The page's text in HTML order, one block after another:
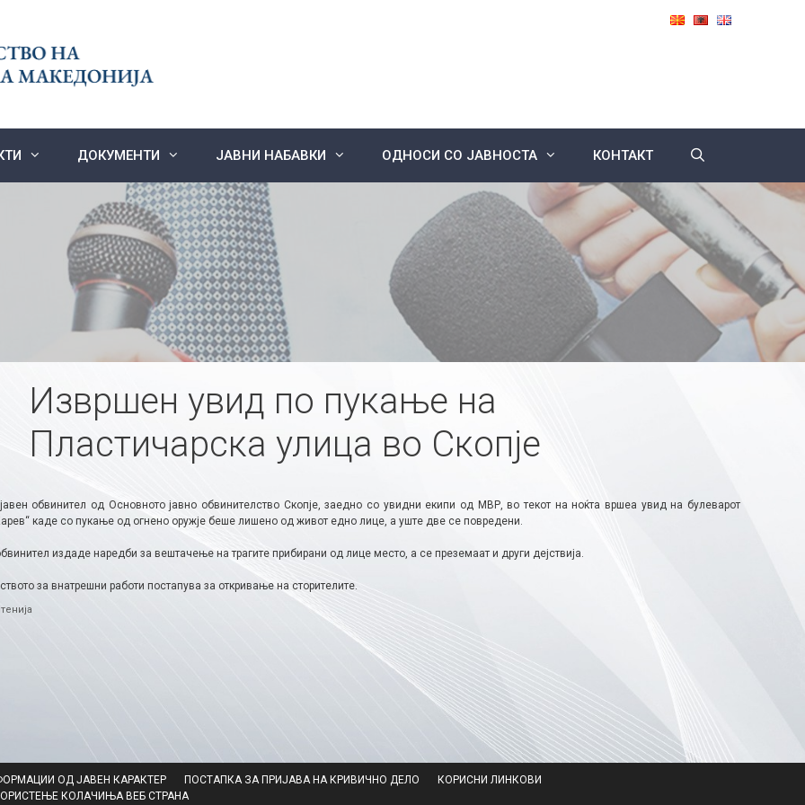
ДОКУМЕНТИ ЈАВНИ НАБАВКИ ОДНОСИ СО ЈАВНОСТА КОНТАКТ
Извршен увид по пукање на
Пластичарска улица во Скопје
обвинител од Основното јавно обвинителство Скопје, заедно со увидни екипи од МВР, во текот на ноќта вршеа увид на булеварот
каде со пукање од огнено оружје беше лишено од живот едно лице, а уште две се повредени.
издаде наредби за вештачење на трагите прибирани од лице место, а се преземаат и други дејствија.
за внатрешни работи постапува за откривање на сторителите.
ОД ЈАВЕН КАРАКТЕР ПОСТАПКА ЗА ПРИЈАВА НА КРИВИЧНО ДЕЛО
КОРИСНИ ЛИНКОВИ
КОЛАЧИЊА ВЕБ СТРАНА